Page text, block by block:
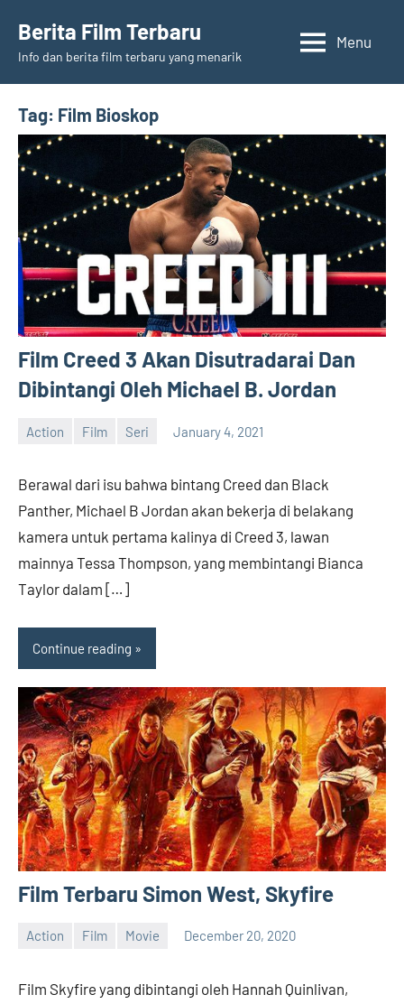
content
Berita Film Terbaru
Info dan berita film terbaru yang menarik
Menu
Tag: Film Bioskop
Film Creed 3 Akan Disutradarai Dan
Dibintangi Oleh Michael B. Jordan
Action Film Seri January 4, 2021
Berawal dari isu bahwa bintang Creed dan Black
Panther, Michael B Jordan akan bekerja di belakang
kamera untuk pertama kalinya di Creed 3, lawan
mainnya Tessa Thompson, yang membintangi Bianca
Taylor dalam […]
Continue reading
Film Terbaru Simon West, Skyfire
Action Film Movie December 20, 2020
Film Skyfire yang dibintangi oleh Hannah Quinlivan,